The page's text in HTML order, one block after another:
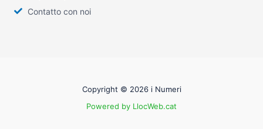
Contatto con noi
Copyright © 2026 i Numeri
Powered by LlocWeb.cat